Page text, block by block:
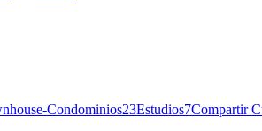
Condominios23Estudios7Compartir